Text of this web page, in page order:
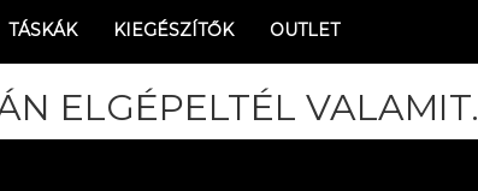
TÁSKÁK KIEGÉSZÍTŐK OUTLET
ELGÉPELTÉL VALAMIT.